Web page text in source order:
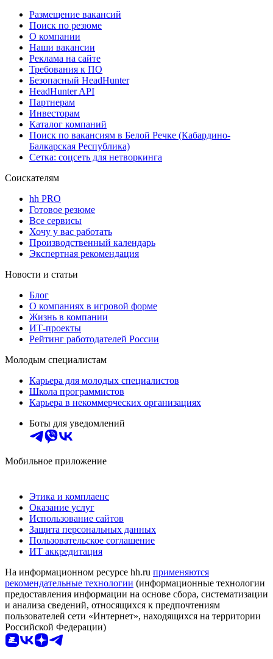
Размещение вакансий
Поиск по резюме
О компании
Наши вакансии
Реклама на сайте
Требования к ПО
Безопасный HeadHunter
HeadHunter API
Партнерам
Инвесторам
Каталог компаний
Поиск по вакансиям в Белой Речке (Кабардино-
Балкарская Республика)
Сетка: соцсеть для нетворкинга
Соискателям
hh PRO
Готовое резюме
Все сервисы
Хочу у вас работать
Производственный календарь
Экспертная рекомендация
Новости и статьи
Блог
О компаниях в игровой форме
Жизнь в компании
ИТ-проекты
Рейтинг работодателей России
Молодым специалистам
Карьера для молодых специалистов
Школа программистов
Карьера в некоммерческих организациях
Боты для уведомлений
Мобильное приложение
Этика и комплаенс
Оказание услуг
Использование сайтов
Защита персональных данных
Пользовательское соглашение
ИТ аккредитация
На информационном ресурсе hh.ru применяются
рекомендательные технологии (информационные технологии
предоставления информации на основе сбора, систематизации
и анализа сведений, относящихся к предпочтениям
пользователей сети «Интернет», находящихся на территории
Российской Федерации)